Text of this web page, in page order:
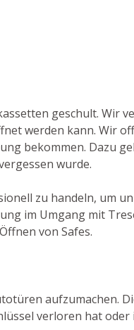
geschult. Wir
werden kann. Wir
bekommen. Dazu
wurde.
zu handeln, um
im Umgang mit
von Safes.
aufzumachen.
verloren hat